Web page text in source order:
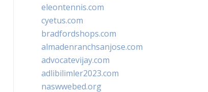
eleontennis.com
cyetus.com
bradfordshops.com
almadenranchsanjose.com
advocatevijay.com
adlibilimler2023.com
naswwebed.org